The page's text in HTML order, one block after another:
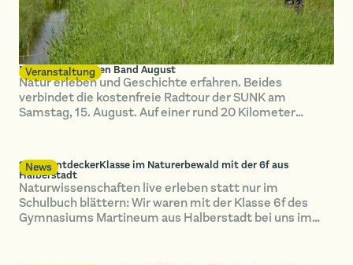
Veranstaltung
Radtour im Grünen Band August
Natur erleben und Geschichte erfahren. Beides
verbindet die kostenfreie Radtour der SUNK am
Samstag, 15. August. Auf einer rund 20 Kilometer
News
SUNK-EntdeckerKlasse im Naturerbewald mit der 6f aus
Halberstadt
Naturwissenschaften live erleben statt nur im
Schulbuch blättern: Wir waren mit der Klasse 6f des
Gymnasiums Martineum aus Halberstadt bei uns im